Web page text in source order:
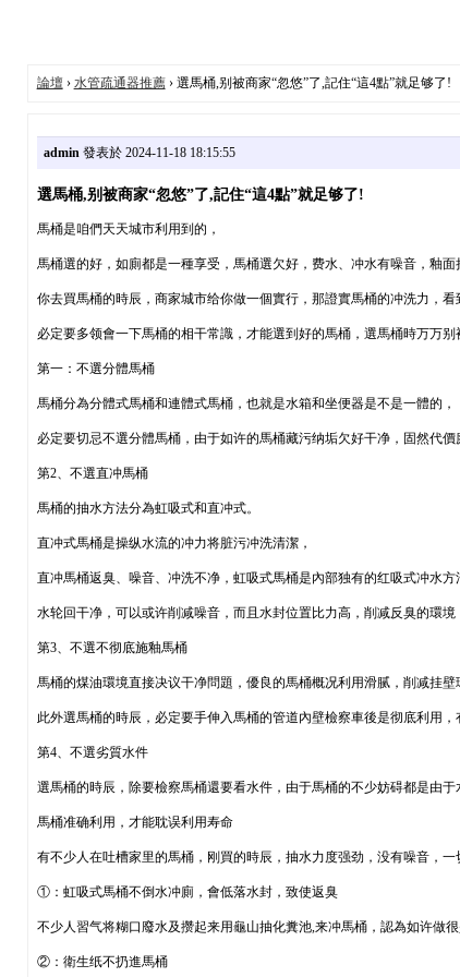
論壇› 水管疏通器推薦› 選馬桶,别被商家“忽悠”了,記住“這4點”就足够了!
admin發表於 2024-11-18 18:15:55
選馬桶,别被商家“忽悠”了,記住“這4點”就足够了!
馬桶是咱們天天城市利用到的，
馬桶選的好，如廁都是一種享受，馬桶選欠好，费水、冲水有噪音，釉
你去買馬桶的時辰，商家城市给你做一個實行，那證實馬桶的冲洗力，
必定要多领會一下馬桶的相干常識，才能選到好的馬桶，選馬桶時万万
第一：不選分體馬桶
馬桶分為分體式馬桶和連體式馬桶，也就是水箱和坐便器是不是一體的，
必定要切忌不選分體馬桶，由于如许的馬桶藏污纳垢欠好干净，固然代
第2、不選直冲馬桶
馬桶的抽水方法分為虹吸式和直冲式。
直冲式馬桶是操纵水流的冲力将脏污冲洗清潔，
直冲馬桶返臭、噪音、冲洗不净，虹吸式馬桶是內部独有的红吸式冲水方
水轮回干净，可以或许削减噪音，而且水封位置比力高，削减反臭的環
第3、不選不彻底施釉馬桶
馬桶的煤油環境直接决议干净問題，優良的馬桶概况利用滑腻，削减挂
此外選馬桶的時辰，必定要手伸入馬桶的管道內壁檢察車後是彻底利用
第4、不選劣質水件
選馬桶的時辰，除要檢察馬桶還要看水件，由于馬桶的不少妨碍都是由
馬桶准确利用，才能耽误利用寿命
有不少人在吐槽家里的馬桶，刚買的時辰，抽水力度强劲，没有噪音，
①：虹吸式馬桶不倒水冲廁，會低落水封，致使返臭
不少人習气将糊口廢水及攒起来用龜山抽化糞池,来冲馬桶，認為如许做
②：衛生纸不扔進馬桶